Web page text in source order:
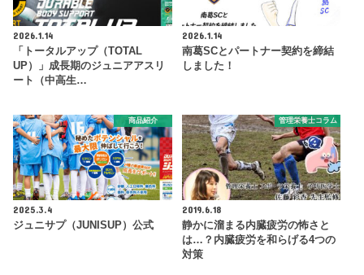
2026.1.14
「トータルアップ（TOTAL
UP）」成長期のジュニアアスリ
ート（中高生…
2026.1.14
南葛SCとパートナー契約を締結
しました！
商品紹介
2025.3.4
ジュニサプ（JUNISUP）公式
管理栄養士コラム
2019.6.18
静かに溜まる内臓疲労の怖さと
は…？内臓疲労を和らげる4つの
対策